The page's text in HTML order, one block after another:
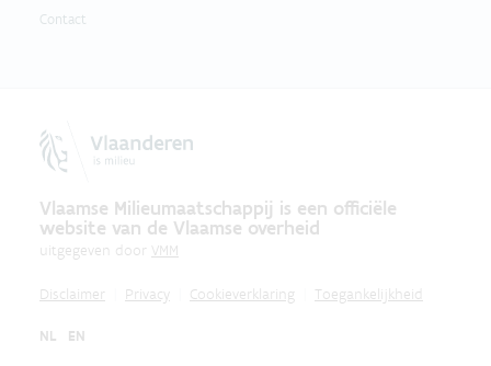
Contact
Vlaamse Milieumaatschappij is een officiële
website van de Vlaamse overheid
uitgegeven door VMM
Disclaimer Privacy Cookieverklaring Toegankelijkheid
NL EN